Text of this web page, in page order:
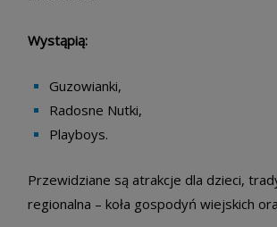
Wystąpią:
Guzowianki,
Radosne Nutki,
Playboys.
Przewidziane są atrakcje dla dzieci,
regionalna – koła gospodyń wiejskich